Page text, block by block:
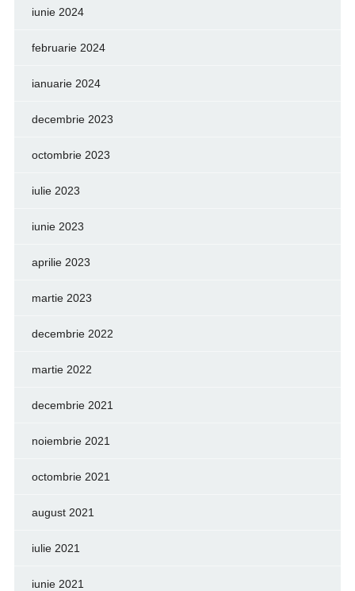
iunie 2024
februarie 2024
ianuarie 2024
decembrie 2023
octombrie 2023
iulie 2023
iunie 2023
aprilie 2023
martie 2023
decembrie 2022
martie 2022
decembrie 2021
noiembrie 2021
octombrie 2021
august 2021
iulie 2021
iunie 2021